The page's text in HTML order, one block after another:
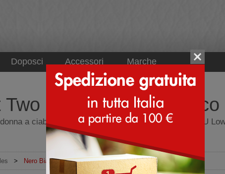
Doposci Accessori Marche
Buckles Nero Bianco
a ciabatta chiuso davanti - Sandalo chiuso - MOU
> Nero Bianco